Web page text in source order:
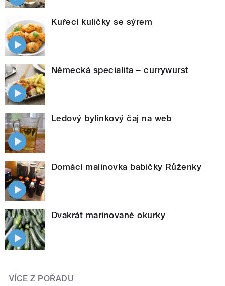
Kuřecí kuličky se sýrem
Německá specialita – currywurst
Ledový bylinkový čaj na web
Domácí malinovka babičky Růženky
Dvakrát marinované okurky
VÍCE Z POŘADU